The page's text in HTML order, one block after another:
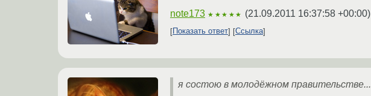
note173 ★★★★★ (21.09.2011 16:37:58 +00:00)
Показать ответ Ссылка
я состою в молодёжном правительстве...